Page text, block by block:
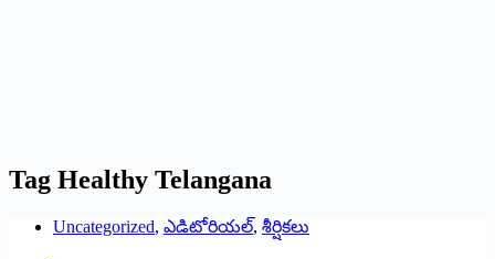
Tag Healthy Telangana
Uncategorized, ఎడిటోరియల్, శీర్షికలు